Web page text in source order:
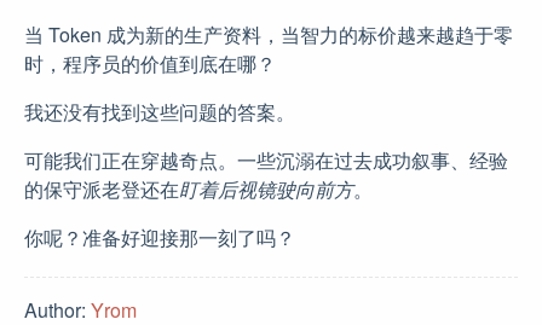
当 Token 成为新的生产资料，当智力的标价越来越趋于零
时，程序员的价值到底在哪？
我还没有找到这些问题的答案。
可能我们正在穿越奇点。一些沉溺在过去成功叙事、经验
的保守派老登还在盯着后视镜驶向前方。
你呢？准备好迎接那一刻了吗？
Author: Yrom